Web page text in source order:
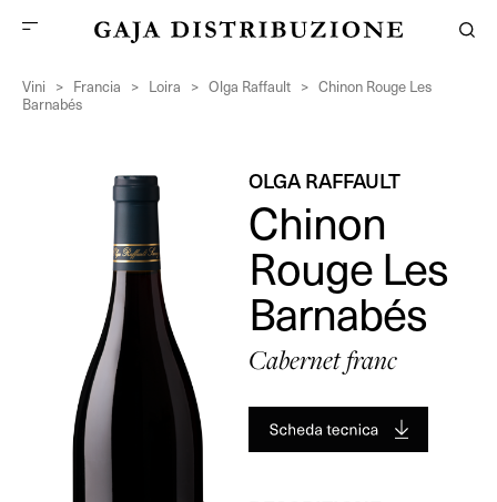
Vini > Francia > Loira > Olga Raffault > Chinon Rouge Les
Barnabés
OLGA RAFFAULT
Chinon
Rouge Les
Barnabés
Cabernet franc